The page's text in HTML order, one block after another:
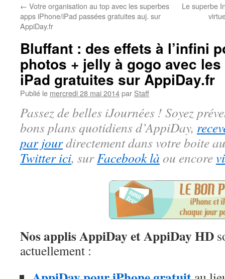
← Votre organisation au top avec les superbes
apps iPhone/iPad passées gratuites auj. sur
AppiDay.fr
Le superbe
Bluffant : des effets à l’infini
photos + jelly à gogo avec
iPad gratuites sur AppiDay.fr
Publié le mercredi 28 mai 2014par Staff
Passez de belles iJournées ! Soyez
bons plans quotidiens d’AppiDay,
par jourdirectement dans votre boite
Twitter ici, surFacebook là ou encore
Nos applis AppiDay et AppiDay HD
actuellement :